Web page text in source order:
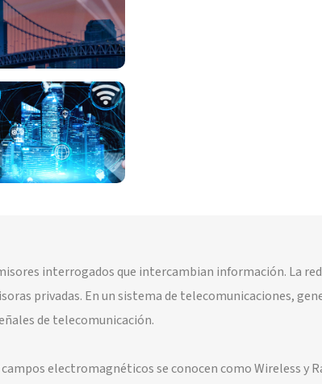
interrogados que intercambian información. La
privadas. En un sistema de telecomunicaciones,
de telecomunicación.
electromagnéticos se conocen como Wireless y